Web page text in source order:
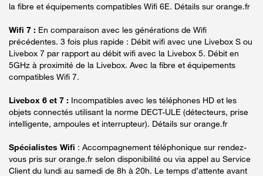
la fibre et équipements compatibles Wifi 6E. Détails sur orange.fr
Wifi 7 : En comparaison avec les générations de Wifi
précédentes. 3 fois plus rapide : Débit wifi avec une Livebox S ou
Livebox 7 par rapport au débit wifi avec la Livebox 5. Débit en
5GHz à proximité de la Livebox. Avec la fibre et équipements
compatibles Wifi 7.
Livebox 6 et 7 : Incompatibles avec les téléphones HD et les
objets connectés utilisant la norme DECT-ULE (détecteurs, prise
intelligente, ampoules et interrupteur). Détails sur orange.fr
Spécialistes Wifi : Accompagnement téléphonique sur rendez-
vous pris sur orange.fr selon disponibilité ou via appel au Service
Client du lundi au samedi de 8h à 20h. Le temps d’attente avant